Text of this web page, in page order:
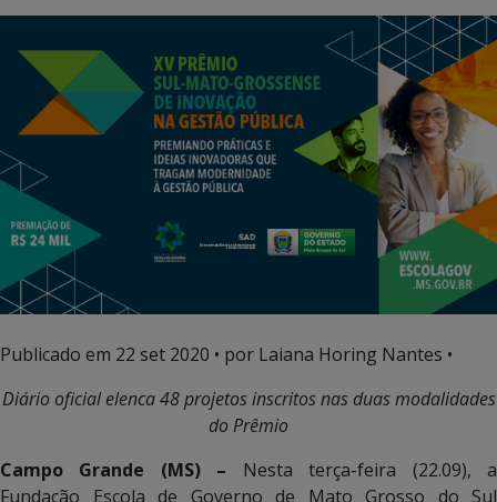
Publicado em 22 set 2020 • por Laiana Horing Nantes •
Diário oficial elenca 48 projetos inscritos nas duas modalidades
do Prêmio
Campo Grande (MS) – Nesta terça-feira (22.09), a
Fundação Escola de Governo de Mato Grosso do Sul